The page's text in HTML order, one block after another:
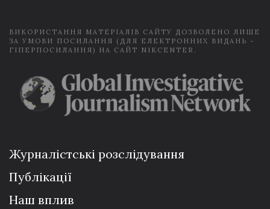
ВИКОРИСТАННЯ МАТЕРІАЛІВ САЙТУ ДОЗВОЛЕНО ЛИШЕ
ЗА УМОВИ ПОСИЛАННЯ (ДЛЯ ЕЛЕКТРОННИХ ВИДАНЬ -
ГІПЕРПОСИЛАННЯ) НА САЙТ NIKCENTER.
Журналістські розслідування
Публікації
Наш вплив